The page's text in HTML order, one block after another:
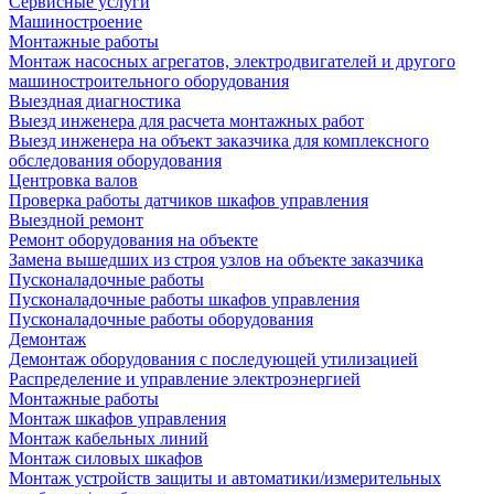
Машиностроение
Монтажные работы
Монтаж насосных агрегатов, электродвигателей и другого
машиностроительного оборудования
Выездная диагностика
Выезд инженера для расчета монтажных работ
Выезд инженера на объект заказчика для комплексного
обследования оборудования
Центровка валов
Проверка работы датчиков шкафов управления
Выездной ремонт
Ремонт оборудования на объекте
Замена вышедших из строя узлов на объекте заказчика
Пусконаладочные работы
Пусконаладочные работы шкафов управления
Пусконаладочные работы оборудования
Демонтаж
Демонтаж оборудования с последующей утилизацией
Распределение и управление электроэнергией
Монтажные работы
Монтаж шкафов управления
Монтаж кабельных линий
Монтаж силовых шкафов
Монтаж устройств защиты и автоматики/измерительных